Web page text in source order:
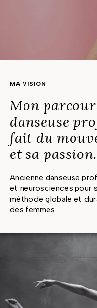
MA VISION
Mon
danseuse
fait du
et sa passion.
Ancienne danseuse
et neurosciences pour
méthode globale et
des femmes